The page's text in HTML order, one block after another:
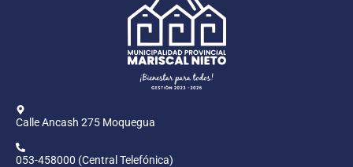
Calle Ancash 275 Moquegua
053-458000 (Central Telefónica)